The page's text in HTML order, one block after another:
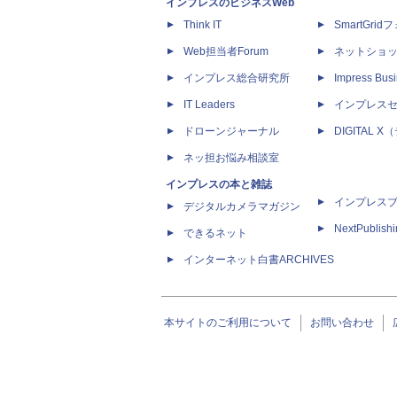
インプレスのビジネスWeb
Think IT
Web担当者Forum
インプレス総合研究所
IT Leaders
ドローンジャーナル
ネッ担お悩み相談室
インプレスの本と雑誌
デジタルカメラマガジン
できるネット
インターネット白書ARCHIVES
SmartGridフ
ネットショ
Impress
インプレス
DIGITAL X（
インプレス
本サイトのご利用について お問い合わせ